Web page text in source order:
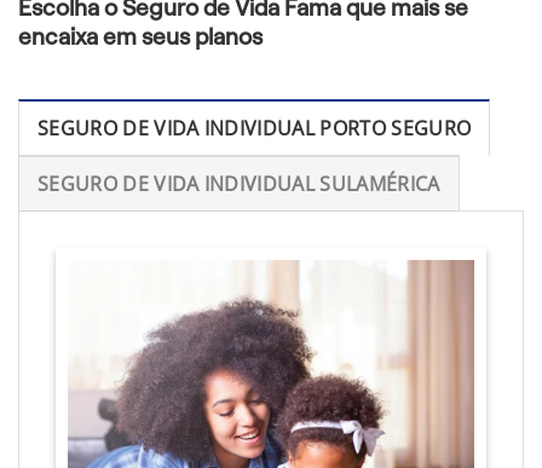
Escolha o Seguro de Vida Fama que mais se
encaixa em seus planos
SEGURO DE VIDA INDIVIDUAL PORTO SEGURO
SEGURO DE VIDA INDIVIDUAL SULAMÉRICA